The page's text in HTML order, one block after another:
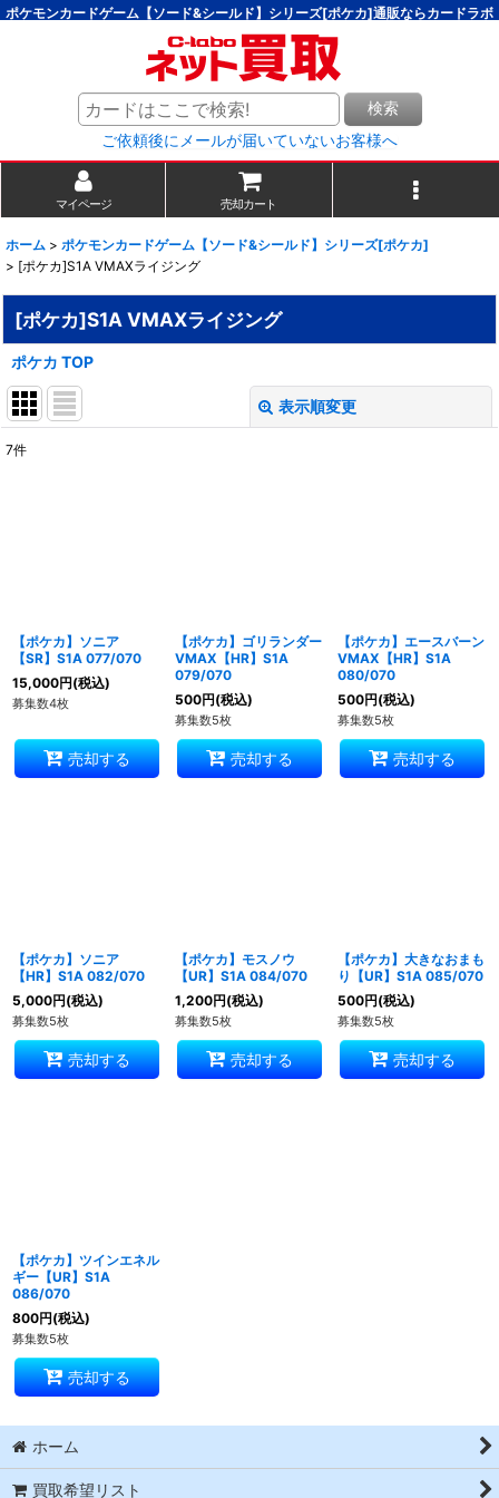
ポケモンカードゲーム【ソード&シールド】シリーズ[ポケカ]通販ならカードラボ
検索
ご依頼後にメールが届いていないお客様へ
マイページ 売却カート
ホーム > ポケモンカードゲーム【ソード&シールド】シリーズ[ポケカ]
> [ポケカ]S1A VMAXライジング
[ポケカ]S1A VMAXライジング
ポケカ TOP
表示順変更
7件
【ポケカ】ソニア
【SR】S1A 077/070
15,000円(税込)
募集数4枚
売却する
【ポケカ】ゴリランダー
VMAX【HR】S1A
079/070
500円(税込)
募集数5枚
売却する
【ポケカ】エースバーン
VMAX【HR】S1A
080/070
500円(税込)
募集数5枚
売却する
【ポケカ】ソニア
【HR】S1A 082/070
5,000円(税込)
募集数5枚
売却する
【ポケカ】モスノウ
【UR】S1A 084/070
1,200円(税込)
募集数5枚
売却する
【ポケカ】大きなおまも
り【UR】S1A 085/070
500円(税込)
募集数5枚
売却する
【ポケカ】ツインエネル
ギー【UR】S1A
086/070
800円(税込)
募集数5枚
売却する
ホーム
買取希望リスト